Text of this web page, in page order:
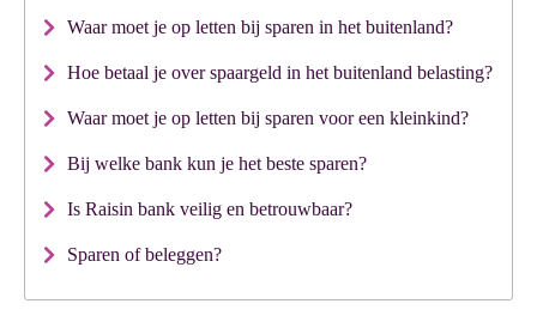
Waar moet je op letten bij sparen in het buitenland?
Hoe betaal je over spaargeld in het buitenland belasting?
Waar moet je op letten bij sparen voor een kleinkind?
Bij welke bank kun je het beste sparen?
Is Raisin bank veilig en betrouwbaar?
Sparen of beleggen?